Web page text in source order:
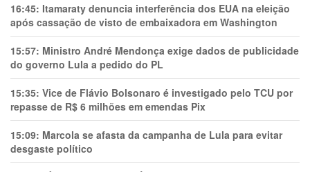
16:45: Itamaraty denuncia interferência dos EUA na eleição
após cassação de visto de embaixadora em Washington
15:57: Ministro André Mendonça exige dados de publicidade
do governo Lula a pedido do PL
15:35: Vice de Flávio Bolsonaro é investigado pelo TCU por
repasse de R$ 6 milhões em emendas Pix
15:09: Marcola se afasta da campanha de Lula para evitar
desgaste político